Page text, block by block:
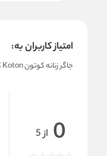
امتیاز کاربران به:
جاگر زنانه کوتون Koton کد 6WAK40071NK
0 از 5